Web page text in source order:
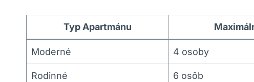
Typ Apartmánu
Moderné 4 osoby
Rodinné 6 osôb